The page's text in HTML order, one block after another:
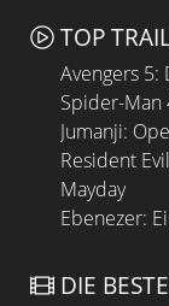
TOP
Avengers 5:
Spider-Man
Jumanji:
Resident Evil
Mayday
Ebenezer:
DIE